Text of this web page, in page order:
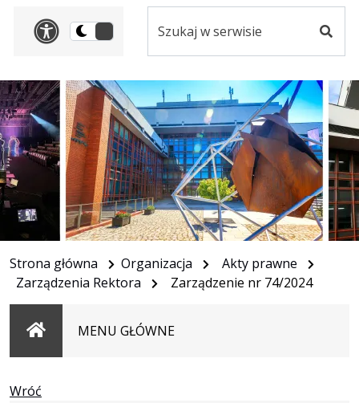
Panel dostosowania
Przełącz
ciemną
serwisie
Strona główna Organizacja
Akty prawne
Zarządzenia Rektora
Zarządzenie nr 74/2024
StronaMENU GŁÓWNE
Wróć